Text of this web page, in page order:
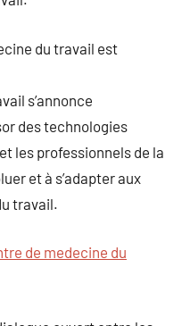
du travail est
s’annonce
des technologies
les professionnels de la
et à s’adapter aux
travail.
de medecine du